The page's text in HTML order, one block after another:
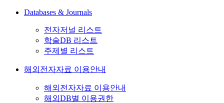
Databases & Journals
전자저널 리스트
학술DB 리스트
주제별 리스트
해외전자자료 이용안내
해외전자자료 이용안내
해외DB별 이용권한